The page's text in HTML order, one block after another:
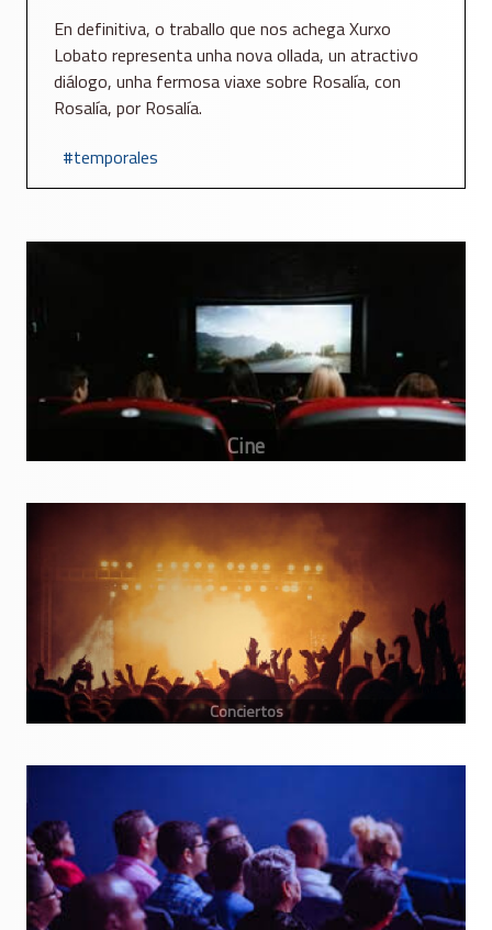
En definitiva, o traballo que nos achega Xurxo
Lobato representa unha nova ollada, un atractivo
diálogo, unha fermosa viaxe sobre Rosalía, con
Rosalía, por Rosalía.
temporales